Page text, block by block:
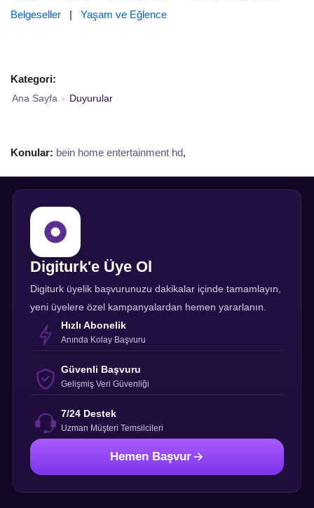
Belgeseller | Yaşam ve Eğlence
Kategori:
Ana Sayfa › Duyurular
Konular: bein home entertainment hd,
Digiturk'e Üye Ol
Digiturk üyelik başvurunuzu dakikalar içinde tamamlayın,
yeni üyelere özel kampanyalardan hemen yararlanın.
Hızlı Abonelik
Anında Kolay Başvuru
Güvenli Başvuru
Gelişmiş Veri Güvenliği
7/24 Destek
Uzman Müşteri Temsilcileri
Hemen Başvur